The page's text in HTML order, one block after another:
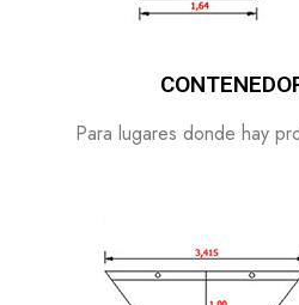
Para lugares donde hay